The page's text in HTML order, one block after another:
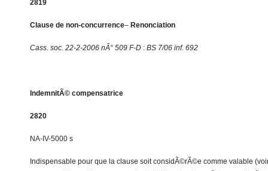
2819
Clause de non-concurrence– Renonciation
Cass. soc. 22-2-2006 nÂ° 509 F-D : BS 7/06 inf. 692
IndemnitÃ© compensatrice
2820
NA-IV-5000 s
Indispensable pour que la clause soit considÃ©rÃ©e comme valable